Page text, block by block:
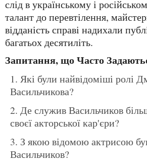
слід в українському і
талант до перевтілення,
відданість справі надихали
багатьох десятиліть.
Запитання, що Часто
Які були найвідоміші ролі Дмитра
Васильчикова?
Де служив Васильчиков більшу частину
своєї акторської кар'єри?
З якою відомою актрисою був одружений
Васильчиков?